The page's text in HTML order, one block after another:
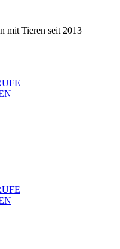
mit Tieren seit 2013